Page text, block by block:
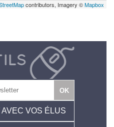
contributors, Imagery ©Mapbox
VOS ÉLUS